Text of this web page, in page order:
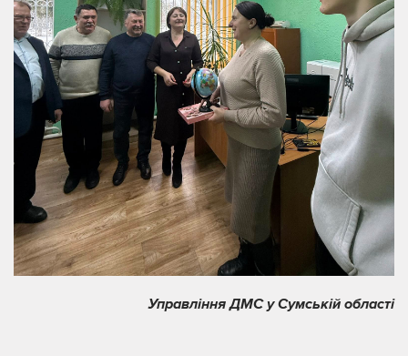
Управління ДМС у Сумській області